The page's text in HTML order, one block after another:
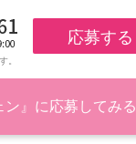
応募する
。
ン』に応募してみる